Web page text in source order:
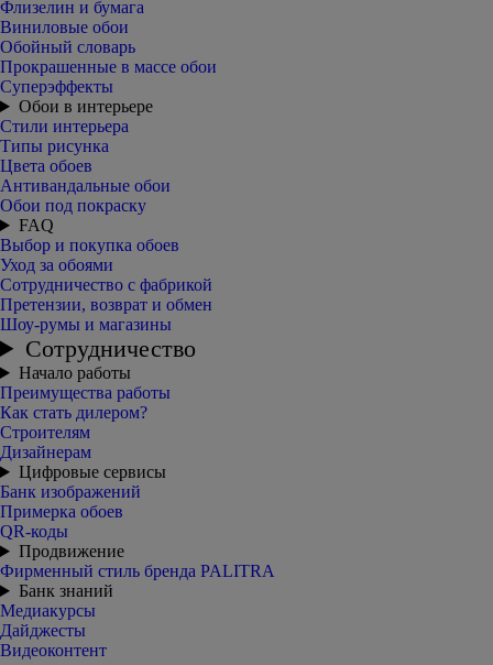
Флизелин и бумага
Виниловые обои
Обойный словарь
Прокрашенные в массе обои
Суперэффекты
Обои в интерьере
Стили интерьера
Типы рисунка
Цвета обоев
Антивандальные обои
Обои под покраску
FAQ
Выбор и покупка обоев
Уход за обоями
Сотрудничество с фабрикой
Претензии, возврат и обмен
Шоу-румы и магазины
Сотрудничество
Начало работы
Преимущества работы
Как стать дилером?
Строителям
Дизайнерам
Цифровые сервисы
Банк изображений
Примерка обоев
QR-коды
Продвижение
Фирменный стиль бренда PALITRA
Банк знаний
Медиакурсы
Дайджесты
Видеоконтент